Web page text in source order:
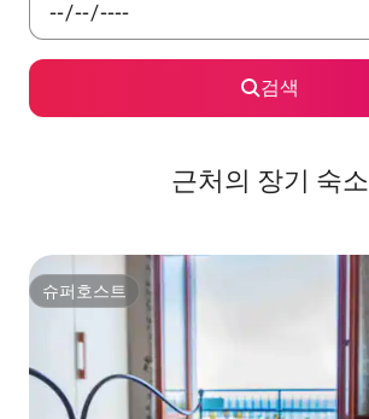
검색
근처의 장기 숙소
슈퍼호스트
슈퍼호스트